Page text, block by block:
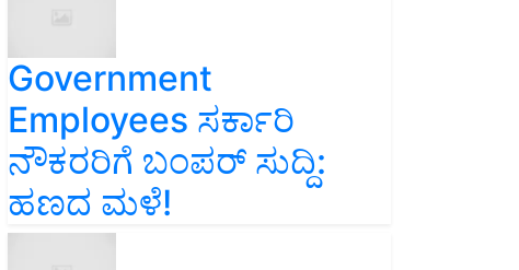
Government
Employees ಸರ್ಕಾರಿ
ನೌಕರರಿಗೆ ಬಂಪರ್‌ ಸುದ್ದಿ:
ಹಣದ ಮಳೆ!